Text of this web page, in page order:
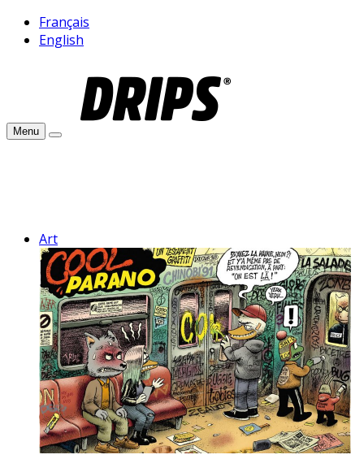
Français
English
Menu
Art